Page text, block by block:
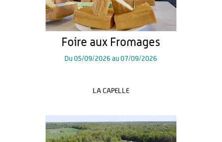
Foire aux Fromages
Du05/09/2026 au07/09/2026
LA CAPELLE